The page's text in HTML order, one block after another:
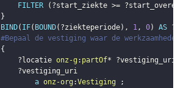
FILTER ( ?start_ziekte >=
}
BIND( IF( BOUND( ?ziekteperiode) , 1, 0) AS
#Bepaal de vestiging waar de
{
?locatie onz-g : partOf* ?vestiging_uri
?vestiging_uri
a onz-org :Vestiging
;